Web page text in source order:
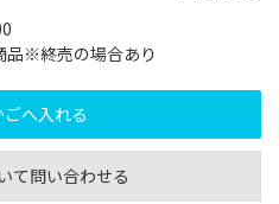
品※終売の場合あり
て問い合わせる